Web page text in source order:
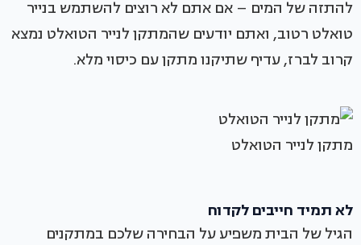
להתזה של המים – אם אתם לא רוצים להשתמש בנייר
טואלט רטוב, ואתם יודעים שהמתקן לנייר הטואלט נמצא
קרוב לברז, עדיף שתיקנו מתקן עם כיסוי מלא.
מתקן לנייר הטואלט
לא תמיד חייבים לקדוח
הגיל של הבית משפיע על הבחירה שלכם במתקנים